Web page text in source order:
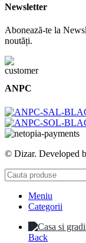
Newsletter
Abonează-te la
noutăți.
ANPC
© Dizar. Developed
Meniu
Categorii
Back